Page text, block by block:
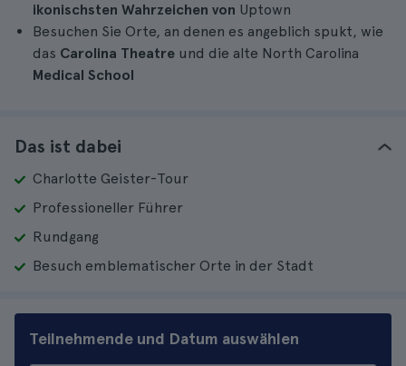
ikonischsten Wahrzeichen von Uptown
Besuchen Sie Orte, an denen es angeblich spukt, wie
das Carolina Theatre und die alte North Carolina
Medical School
Das ist dabei
Charlotte Geister-Tour
Professioneller Führer
Rundgang
Besuch emblematischer Orte in der Stadt
Teilnehmende und Datum auswählen